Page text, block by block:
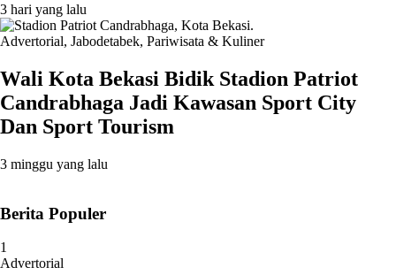
3 hari yang lalu
Advertorial, Jabodetabek, Pariwisata & Kuliner
Wali Kota Bekasi Bidik Stadion Patriot
Candrabhaga Jadi Kawasan Sport City
Dan Sport Tourism
3 minggu yang lalu
Berita Populer
1
Advertorial